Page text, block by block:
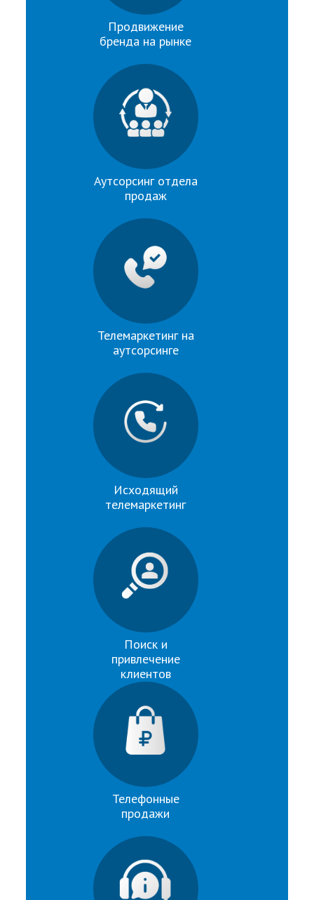
Продвижение
бренда на рынке
Аутсорсинг отдела
продаж
Телемаркетинг на
аутсорсинге
Исходящий
телемаркетинг
Поиск и
привлечение
клиентов
Телефонные
продажи